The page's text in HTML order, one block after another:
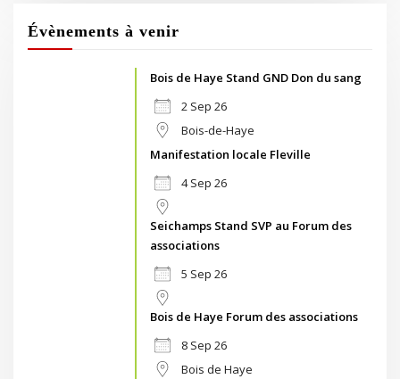
Évènements à venir
Bois de Haye Stand GND Don du sang
2 Sep 26
Bois-de-Haye
Manifestation locale Fleville
4 Sep 26
Seichamps Stand SVP au Forum des
associations
5 Sep 26
Bois de Haye Forum des associations
8 Sep 26
Bois de Haye